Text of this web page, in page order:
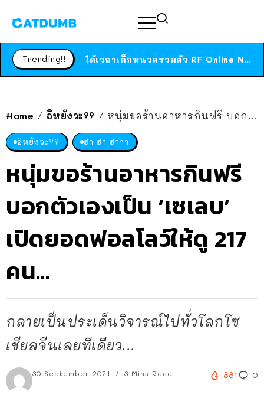
Trending!! ได้เวลาเด็กหนวดรวมตัว RF Online Next เปิดให้เล่นแล้ว เกม Sci-Fi MMORPG ระดับตำนาน เล่นได้ทั้งมือถือและ PC
Home / อิหยังวะ?? / หนุ่มขอร้านอาหารกินฟรี บอกตัวเองเป็น ‘เซเลบ’ เปิดยอดฟอลโลว์ให้ดู 217 คน…
อิหยังวะ?? ฮ่า ฮ่า ฮ่าาา
หนุ่มขอร้านอาหารกินฟรี
บอกตัวเองเป็น ‘เซเลบ’
เปิดยอดฟอลโลว์ให้ดู 217
คน…
กลายเป็นประเด็นวิจารณ์ไปทั่วโลกโซ
เชียลจีนเลยทีเดียว...
30 September 2021 3 Mins Read 881 0